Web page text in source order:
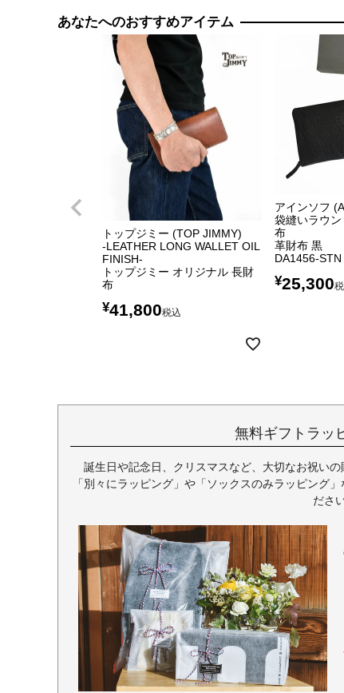
あなたへのおすすめアイテム
トップジミー (TOP JIMMY)
-LEATHER LONG WALLET OIL
FINISH-
トップジミー オリジナル 長財
布
¥41,800税込
アインソフ
袋縫いラウ
布
革財布 黒
DA1456-STN
¥25,300
無料ギフトラッ
誕生日や記念日、クリスマスなど、大切なお祝い
「別々にラッピング」や「ソックスのみラッピング
ださい